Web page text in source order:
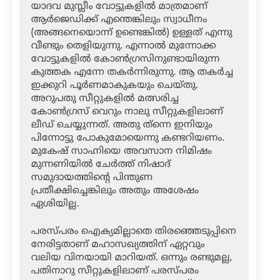
യാദവ മുസ്ലീം വോട്ടുകളില്‍ മാത്രമാണ്
ആര്‍ജെഡിക്ക് എന്തെങ്കിലും സ്വാധീനം
(അങ്ങനെയൊന്ന് ഉണ്ടെങ്കില്‍) ഉള്ളത് എന്നു
വീണ്ടും തെളിയുന്നു. എന്നാല്‍ മുന്നോക്ക
വോട്ടുകളില്‍ കോണ്‍ഗ്രസിനുണ്ടായിരുന്ന
കുത്തക എന്നേ തകര്‍ന്നിരുന്നു. ആ തകര്‍ച്ച
ഇക്കുറി പൂര്‍ണമാകുകയും ചെയ്തു.
അറുപതു സീറ്റുകളില്‍ മത്സരിച്ച
കോണ്‍ഗ്രസ് വെറും നാലു സീറ്റുകളിലാണ്
ലീഡ് ചെയ്യുന്നത്. അതു ത്‌ന്നെ ഇനിയും
പിന്നോട്ടു പോകുമോയെന്നു കണ്ടറിയണം.
മുകേഷ് സാഹ്നിയെ അവസാന നിമിഷം
മുന്നണിയില്‍ ചേര്‍ത്ത് നിഷാദ്
സമുദായത്തിന്റെ പിന്തുണ
പ്രതീക്ഷിച്ചെങ്കിലും അതും അശേഷം
ഏശിയില്ല.
പരസ്പരം ഐക്യമില്ലാതെ തിരഞ്ഞെടുപ്പിനെ
നേരിട്ടതാണ് മഹാസഖ്യത്തിന് ഏറ്റവും
വലിയ വിനയായി മാറിയത്. ഒന്നും രണ്ടുമല്ല,
പതിനാറു സീറ്റുകളിലാണ് പരസ്പരം